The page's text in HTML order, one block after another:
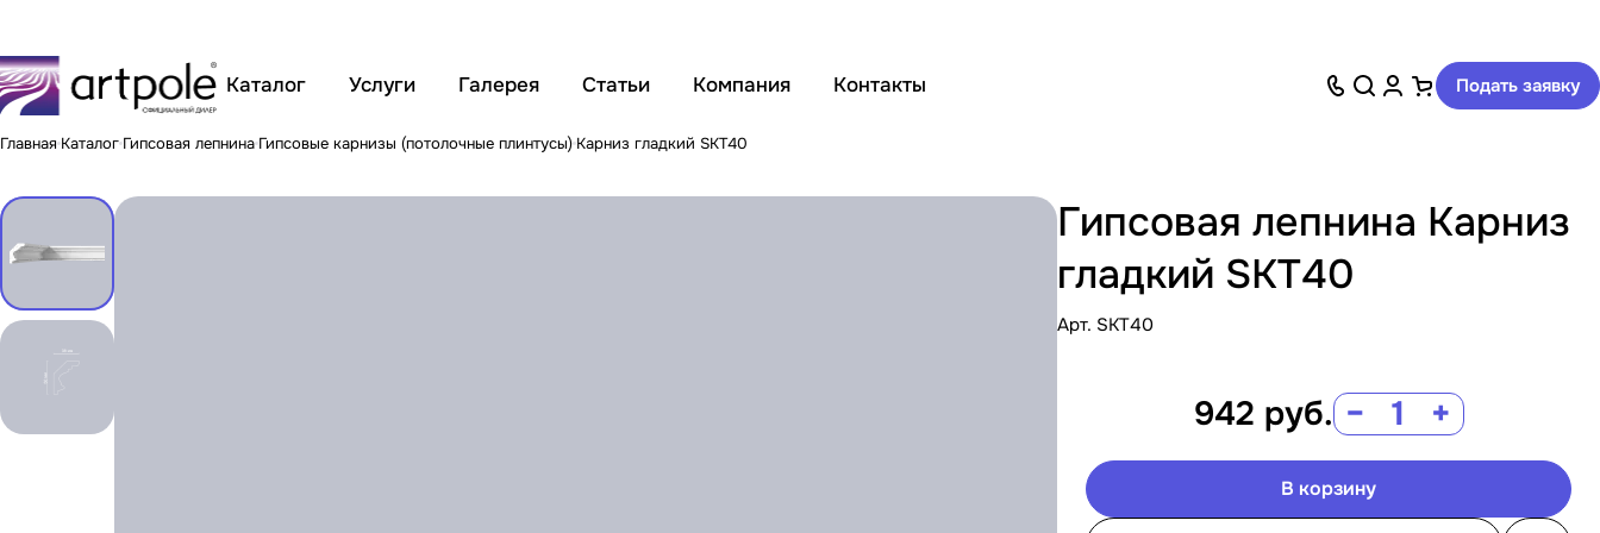
Каталог Услуги Галерея Статьи Компания Контакты Подать заявку
Главная Каталог Гипсовая лепнина Гипсовые карнизы (потолочные плинтусы) Карниз гладкий SKT40
Гипсовая лепнина Карниз
гладкий SKT40
Арт. SKT40
942 руб. − +
В корзину